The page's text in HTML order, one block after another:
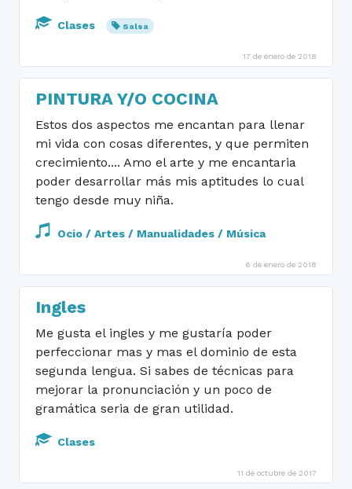
Clases Salsa
17 de enero de 2018
PINTURA Y/O COCINA
Estos dos aspectos me encantan para llenar
mi vida con cosas diferentes, y que permiten
crecimiento.... Amo el arte y me encantaria
poder desarrollar más mis aptitudes lo cual
tengo desde muy niña.
Ocio / Artes / Manualidades / Música
6 de enero de 2018
Ingles
Me gusta el ingles y me gustaría poder
perfeccionar mas y mas el dominio de esta
segunda lengua. Si sabes de técnicas para
mejorar la pronunciación y un poco de
gramática seria de gran utilidad.
Clases
11 de octubre de 2017